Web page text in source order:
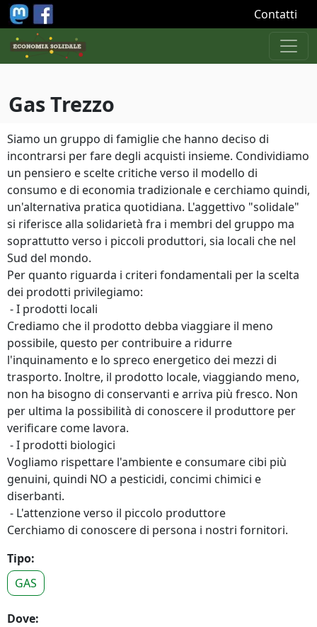
Salta al contenuto principale Contatti
Gas Trezzo
Siamo un gruppo di famiglie che hanno deciso di
incontrarsi per fare degli acquisti insieme. Condividiamo
un pensiero e scelte critiche verso il modello di
consumo e di economia tradizionale e cerchiamo quindi,
un'alternativa pratica quotidiana. L'aggettivo "solidale"
si riferisce alla solidarietà fra i membri del gruppo ma
soprattutto verso i piccoli produttori, sia locali che nel
Sud del mondo.
Per quanto riguarda i criteri fondamentali per la scelta
dei prodotti privilegiamo:
- I prodotti locali
Crediamo che il prodotto debba viaggiare il meno
possibile, questo per contribuire a ridurre
l'inquinamento e lo spreco energetico dei mezzi di
trasporto. Inoltre, il prodotto locale, viaggiando meno,
non ha bisogno di conservanti e arriva più fresco. Non
per ultima la possibilità di conoscere il produttore per
verificare come lavora.
- I prodotti biologici
Vogliamo rispettare l'ambiente e consumare cibi più
genuini, quindi NO a pesticidi, concimi chimici e
diserbanti.
- L'attenzione verso il piccolo produttore
Cerchiamo di conoscere di persona i nostri fornitori.
Tipo:
GAS
Dove: